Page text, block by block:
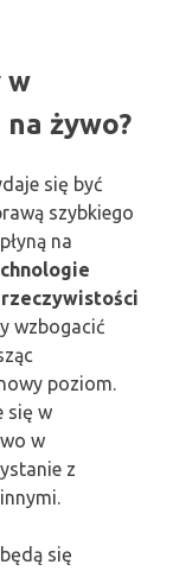
w
żywo?
się być
szybkiego
na
rzeczywistości
wzbogacić
poziom.
się w
w
z
się